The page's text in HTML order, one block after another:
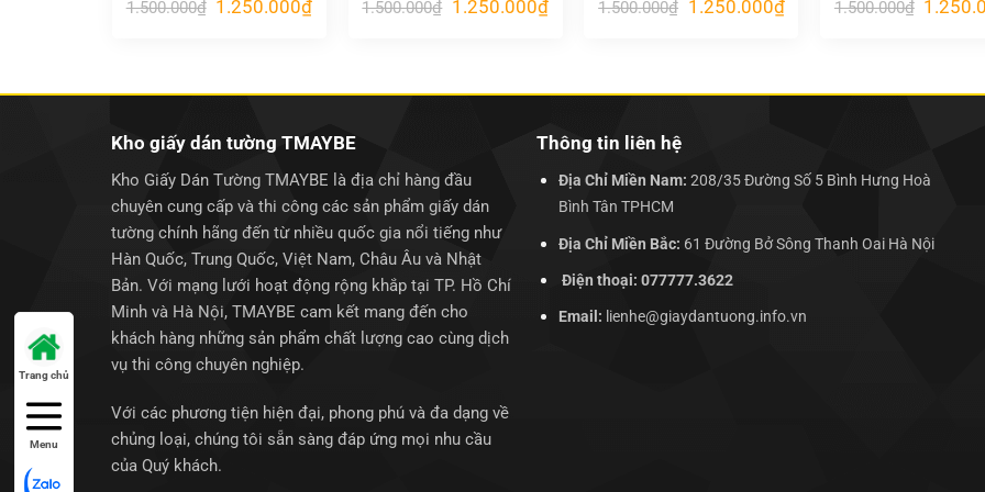
1.500.000₫ Giá
1.250.000₫Giá
1.500.000₫ Giá
1.250.000₫Giá
hiện
1.500.000₫ Giá
1.250.000₫Giá
hiện
1.500.000₫ Giá
Kho giấy dán tường TMAYBE
Kho Giấy Dán Tường TMAYBE là địa chỉ hàng đầu
chuyên cung cấp và thi công các sản phẩm giấy dán
tường chính hãng đến từ nhiều quốc gia nổi tiếng như
Hàn Quốc, Trung Quốc, Việt Nam, Châu Âu và Nhật
Bản. Với mạng lưới hoạt động rộng khắp tại TP. Hồ Chí
Minh và Hà Nội, TMAYBE cam kết mang đến cho
khách hàng những sản phẩm chất lượng cao cùng dịch
vụ thi công chuyên nghiệp.
Với các phương tiện hiện đại, phong phú và đa dạng về
chủng loại, chúng tôi sẵn sàng đáp ứng mọi nhu cầu
của Quý khách.
Thông tin liên hệ
Địa Chỉ Miền Nam: 208/35 Đường Số 5 Bình Hưng Hoà
Bình Tân TPHCM
Địa Chỉ Miền Bắc: 61 Đường Bở Sông Thanh Oai Hà Nội
Điện thoại: 077777.3622
Email: lienhe@giaydantuong.info.vn
Trang chủ
Menu